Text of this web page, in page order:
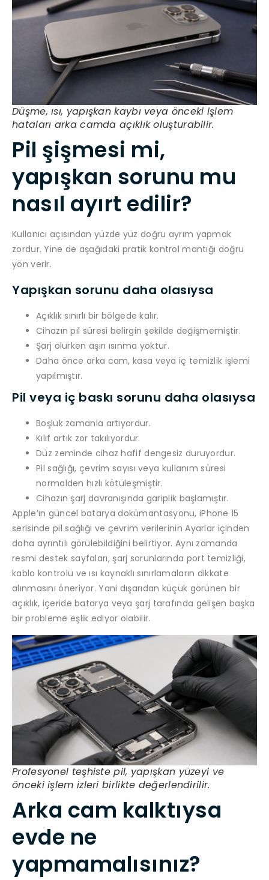
Düşme, ısı, yapışkan kaybı veya önceki işlem
hataları arka camda açıklık oluşturabilir.
Pil şişmesi mi,
yapışkan sorunu mu
nasıl ayırt edilir?
Kullanıcı açısından yüzde yüz doğru ayrım yapmak
zordur. Yine de aşağıdaki pratik kontrol mantığı doğru
yön verir.
Yapışkan sorunu daha olasıysa
Açıklık sınırlı bir bölgede kalır.
Cihazın pil süresi belirgin şekilde değişmemiştir.
Şarj olurken aşırı ısınma yoktur.
Daha önce arka cam, kasa veya iç temizlik işlemi
yapılmıştır.
Pil veya iç baskı sorunu daha olasıysa
Boşluk zamanla artıyordur.
Kılıf artık zor takılıyordur.
Düz zeminde cihaz hafif dengesiz duruyordur.
Pil sağlığı, çevrim sayısı veya kullanım süresi
normalden hızlı kötüleşmiştir.
Cihazın şarj davranışında gariplik başlamıştır.
Apple’ın güncel batarya dokümantasyonu, iPhone 15
serisinde pil sağlığı ve çevrim verilerinin Ayarlar içinden
daha ayrıntılı görülebildiğini belirtiyor. Aynı zamanda
resmi destek sayfaları, şarj sorunlarında port temizliği,
kablo kontrolü ve ısı kaynaklı sınırlamaların dikkate
alınmasını öneriyor. Yani dışarıdan küçük görünen bir
açıklık, içeride batarya veya şarj tarafında gelişen başka
bir probleme eşlik ediyor olabilir.
Profesyonel teşhiste pil, yapışkan yüzeyi ve
önceki işlem izleri birlikte değerlendirilir.
Arka cam kalktıysa
evde ne
yapmamalısınız?